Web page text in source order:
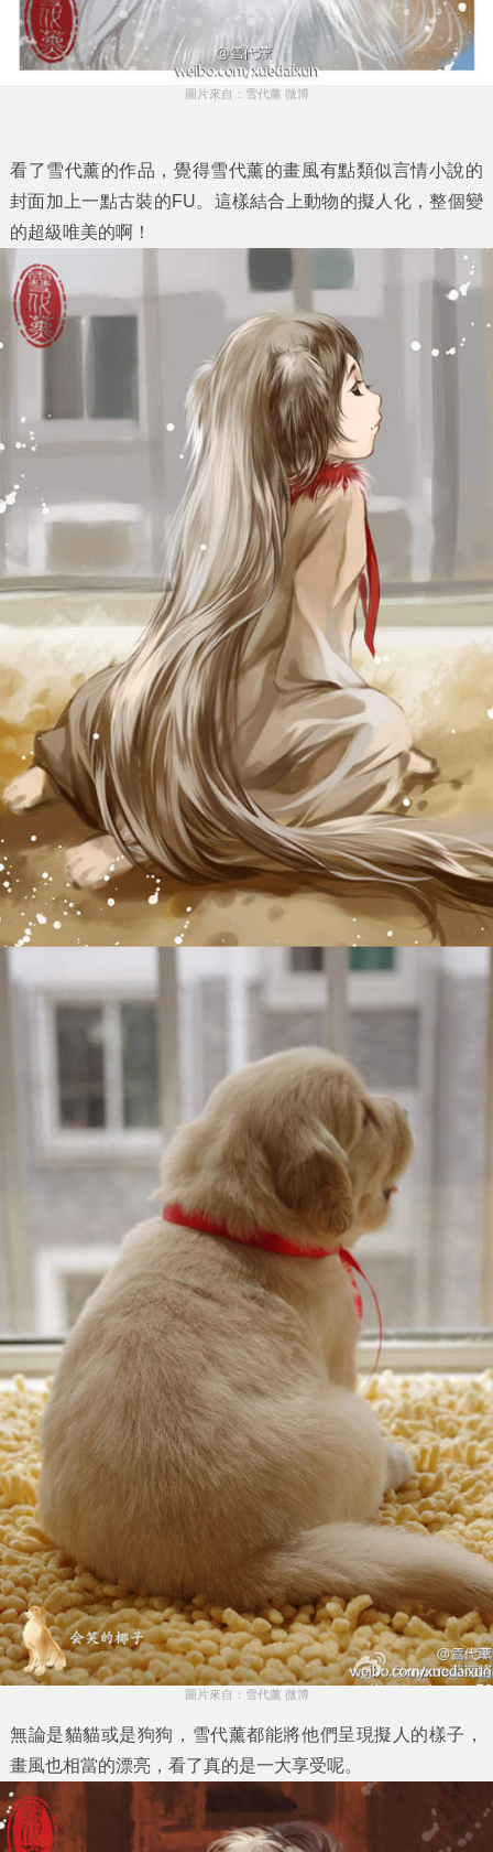
圖片來自：雪代薰 微博
看了雪代薰的作品，覺得雪代薰的畫風有點類似言情小說的
封面加上一點古裝的FU。這樣結合上動物的擬人化，整個變
的超級唯美的啊！
圖片來自：雪代薰 微博
無論是貓貓或是狗狗，雪代薰都能將他們呈現擬人的樣子，
畫風也相當的漂亮，看了真的是一大享受呢。